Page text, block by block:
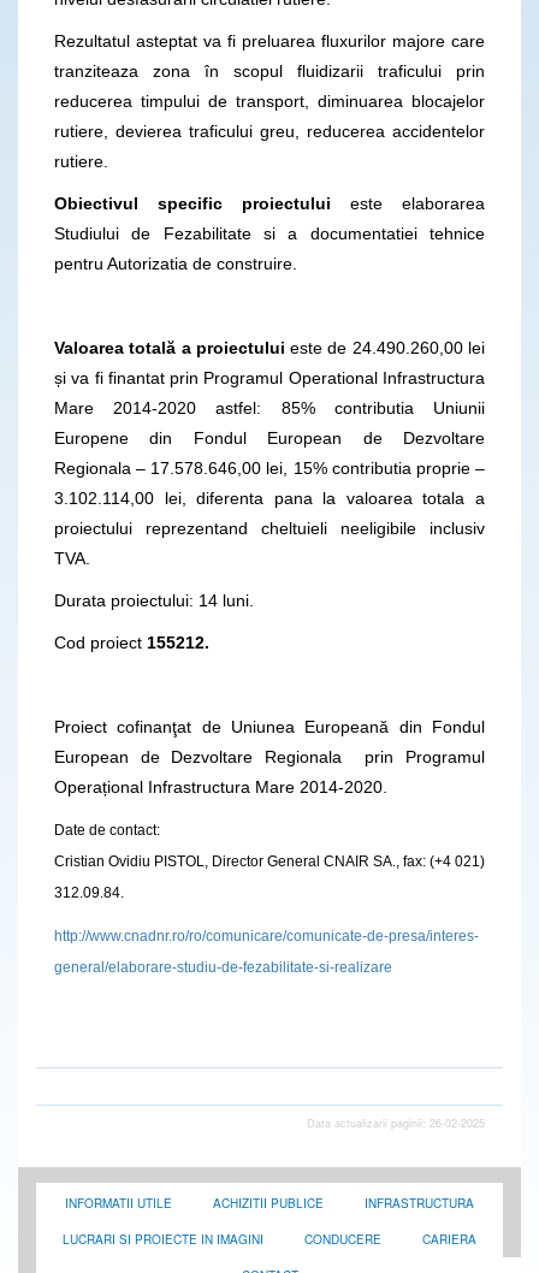
Rezultatul asteptat va fi preluarea fluxurilor majore care
tranziteaza zona în scopul fluidizarii traficului prin
reducerea timpului de transport, diminuarea blocajelor
rutiere, devierea traficului greu, reducerea accidentelor
rutiere.
Obiectivul specific proiectului este elaborarea
Studiului de Fezabilitate si a documentatiei tehnice
pentru Autorizatia de construire.
Valoarea totală a proiectului este de 24.490.260,00 lei
și va fi finantat prin Programul Operational Infrastructura
Mare 2014-2020 astfel: 85% contributia Uniunii
Europene din Fondul European de Dezvoltare
Regionala – 17.578.646,00 lei, 15% contributia proprie –
3.102.114,00 lei, diferenta pana la valoarea totala a
proiectului reprezentand cheltuieli neeligibile inclusiv
TVA.
Durata proiectului: 14 luni.
Cod proiect 155212.
Proiect cofinanţat de Uniunea Europeană din Fondul
European de Dezvoltare Regionala prin Programul
Operațional Infrastructura Mare 2014-2020.
Date de contact:
Cristian Ovidiu PISTOL, Director General CNAIR SA., fax: (+4 021)
312.09.84.
http://www.cnadnr.ro/ro/comunicare/comunicate-de-presa/interes-
general/elaborare-studiu-de-fezabilitate-si-realizare
Data actualizarii paginii: 26-02-2025
INFORMATII UTILE ACHIZITII PUBLICE INFRASTRUCTURA
LUCRARI SI PROIECTE IN IMAGINI CONDUCERE CARIERA